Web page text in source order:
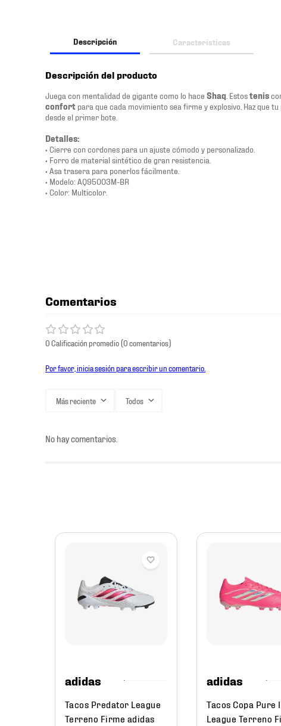
Descripción Características
Descripción del producto
Juega con mentalidad de gigante como lo hace Shaq . Estostenis
confort para que cada movimiento sea firme y explosivo. Haz que
desde el primer bote.
Detalles:
• Cierre con cordones para un ajuste cómodo y personalizado.
• Forro de material sintético de gran resistencia.
• Asa trasera para ponerlos fácilmente.
• Modelo: AQ95003M-BR
• Color: Multicolor.
Comentarios
0 Calificación promedio(0 comentarios)
Por favor, inicia sesión para escribir un comentario.
Más reciente Todos
No hay comentarios.
adidas
Tacos Predator League
Terreno Firme adidas
adidas
Tacos Copa Pure
League Terreno